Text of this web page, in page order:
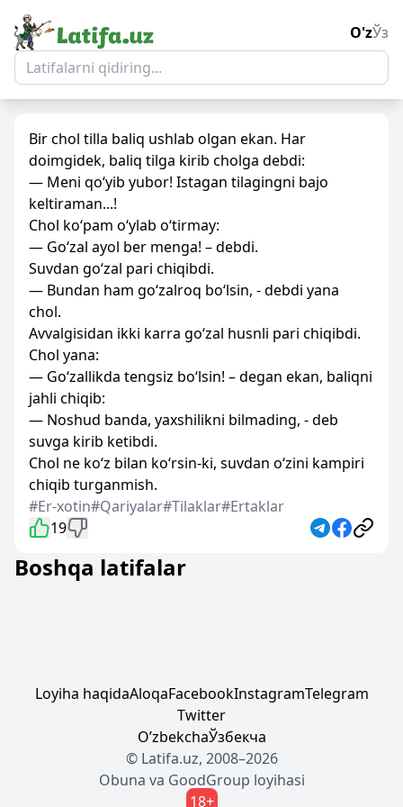
O'zЎз
Bir chol tilla baliq ushlab olgan ekan. Har
doimgidek, baliq tilga kirib cholga debdi:
— Meni qo‘yib yubor! Istagan tilagingni bajo
keltiraman...!
Chol ko‘pam o‘ylab o‘tirmay:
— Go‘zal ayol ber menga! – debdi.
Suvdan go‘zal pari chiqibdi.
— Bundan ham go‘zalroq bo‘lsin, - debdi yana
chol.
Avvalgisidan ikki karra go‘zal husnli pari chiqibdi.
Chol yana:
— Go‘zallikda tengsiz bo‘lsin! – degan ekan, baliqni
jahli chiqib:
— Noshud banda, yaxshilikni bilmading, - deb
suvga kirib ketibdi.
Chol ne ko‘z bilan ko‘rsin-ki, suvdan o‘zini kampiri
chiqib turganmish.
#Er-xotin#Qariyalar#Tilaklar#Ertaklar
19
Boshqa latifalar
Loyiha haqidaAloqaFacebookInstagramTelegram
Twitter
OʼzbekchaЎзбекча
© Latifa.uz, 2008–2026
Obuna va GoodGroup loyihasi
18+